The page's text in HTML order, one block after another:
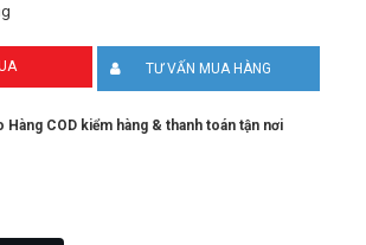
TƯ VẤN MUA HÀNG
Hàng COD kiểm hàng & thanh toán tận nơi